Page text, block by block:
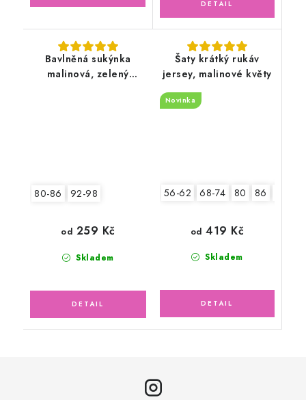
Bavlněná sukýnka
malinová, zelený
80-86 92-98
Skladem
od 259 Kč
Šaty krátký rukáv
jersey, malinové květy
Novinka
56-62 68-74 80 86
Skladem
od 419 Kč